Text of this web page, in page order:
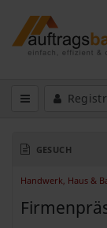
GESUCH
Handwerk, Haus &